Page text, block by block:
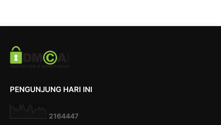
PENGUNJUNG HARI INI
2164447